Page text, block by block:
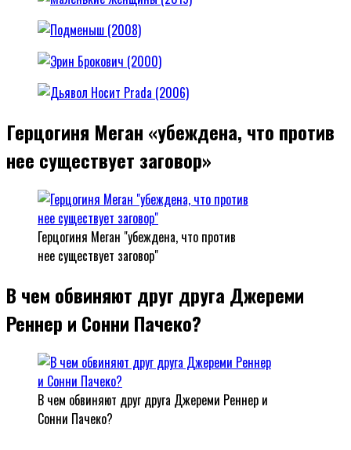
Герцогиня Меган «убеждена, что против
нее существует заговор»
Герцогиня Меган "убеждена, что против
нее существует заговор"
В чем обвиняют друг друга Джереми
Реннер и Сонни Пачеко?
В чем обвиняют друг друга Джереми Реннер и
Сонни Пачеко?